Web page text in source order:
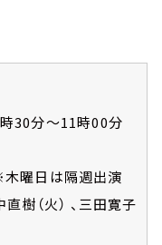
30分～11時00分
木曜日は隔週出演
樹（火） 、三田寛子